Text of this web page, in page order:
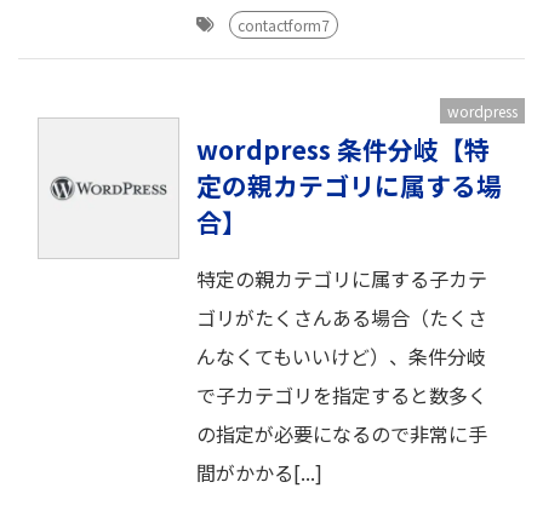
contactform7
wordpress 条件分岐【特
定の親カテゴリに属する場
合】
特定の親カテゴリに属する子カテ
ゴリがたくさんある場合（たくさ
んなくてもいいけど）、条件分岐
で子カテゴリを指定すると数多く
の指定が必要になるので非常に手
間がかかる[...]
wordpress